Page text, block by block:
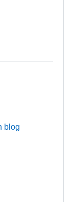
blog